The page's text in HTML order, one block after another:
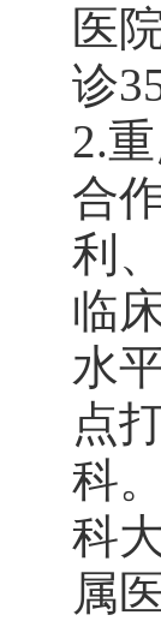
医
诊
2.
合
利
临
水
点
科
科
属